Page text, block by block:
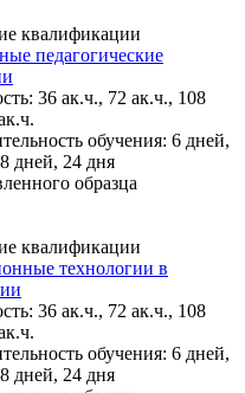
квалификации
педагогические
36 ак.ч., 72 ак.ч., 108
обучения: 6 дней,
дней, 24 дня
образца
квалификации
технологии в
36 ак.ч., 72 ак.ч., 108
обучения: 6 дней,
дней, 24 дня